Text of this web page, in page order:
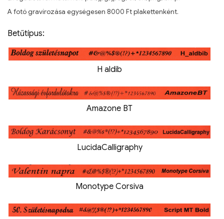
A fotó gravírozása egységesen 8000 Ft plakettenként.
Betűtípus:
H aldib
Amazone BT
LucidaCalligraphy
Monotype Corsiva